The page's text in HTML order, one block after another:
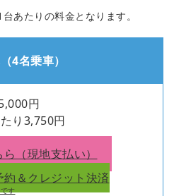
あたりの料金となります。
4名乗車）
円
り3,750円
ら （現地支払い）
約＆クレジット決済
す